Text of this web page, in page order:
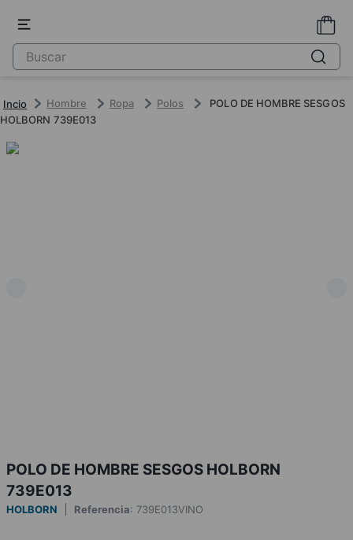
Hombre Ropa Polos
POLO DE HOMBRE SESGOS
HOLBORN 739E013
POLO DE HOMBRE SESGOS HOLBORN
739E013
HOLBORN Referencia: 739E013VINO